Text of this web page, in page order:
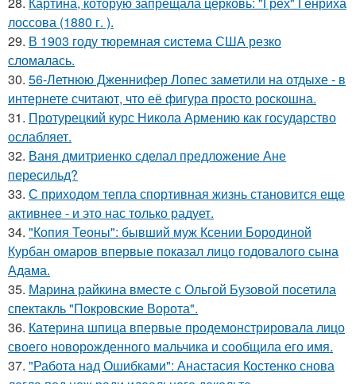
лоссова (1880 г. ).
29. В 1903 году тюремная система США резко
сломалась.
30. 56-Летнюю Дженнифер Лопес заметили на отдыхе - в
интернете считают, что её фигура просто роскошна.
31. Протурецкий курс Никола Армению как государство
ослабляет.
32. Ваня дмитриенко сделал предложение Ане
пересильд?
33. С приходом тепла спортивная жизнь становится еще
активнее - и это нас только радует.
34. "Копия Теоны": бывший муж Ксении Бородиной
Курбан омаров впервые показал лицо годовалого сына
Адама.
35. Марина райкина вместе с Ольгой Бузовой посетила
спектакль "Покровские Ворота".
36. Катерина шпица впервые продемонстрировала лицо
своего новорожденного мальчика и сообщила его имя.
37. "Работа над Ошибками": Анастасия Костенко снова